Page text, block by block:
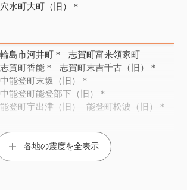
穴水町大町（旧）＊
輪島市河井町＊
志賀町富来領家町
志賀町香能＊
志賀町末吉千古（旧）＊
中能登町末坂（旧）＊
中能登町能登部下（旧）＊
能登町宇出津（旧）
能登町松波（旧）＊
七尾市本府中町
七尾市袖ヶ江町＊
各地の震度を全表示